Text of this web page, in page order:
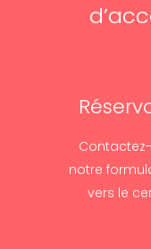
notre
vers le